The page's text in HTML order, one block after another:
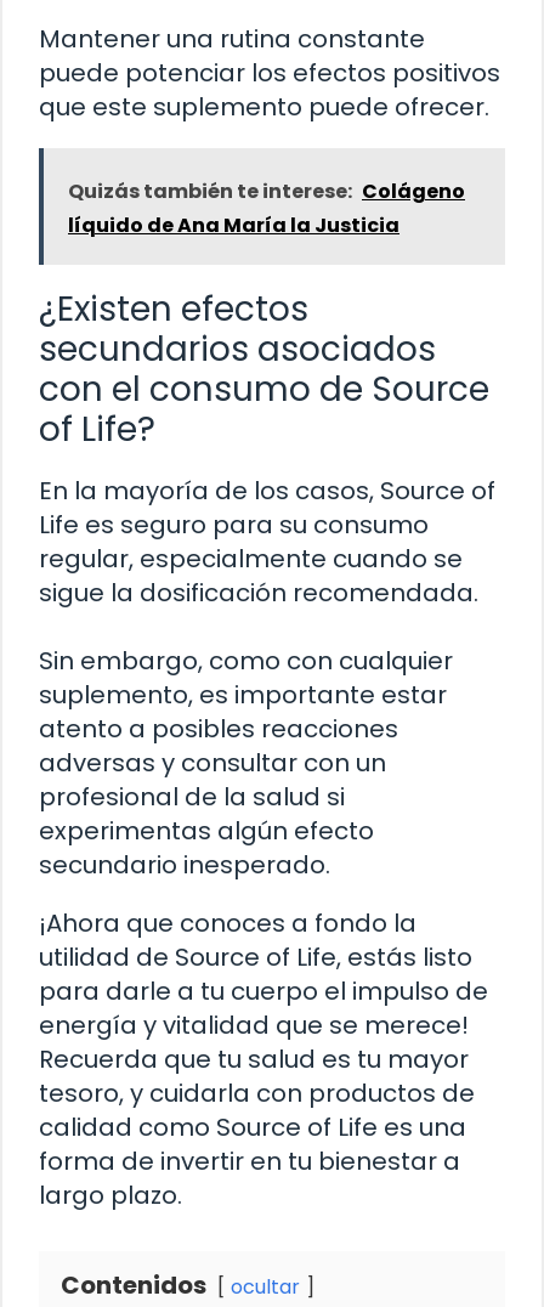
Mantener una rutina constante
puede potenciar los efectos positivos
que este suplemento puede ofrecer.
Quizás también te interese: Colágeno
líquido de Ana María la Justicia
¿Existen efectos
secundarios asociados
con el consumo de Source
of Life?
En la mayoría de los casos, Source of
Life es seguro para su consumo
regular, especialmente cuando se
sigue la dosificación recomendada.
Sin embargo, como con cualquier
suplemento, es importante estar
atento a posibles reacciones
adversas y consultar con un
profesional de la salud si
experimentas algún efecto
secundario inesperado.
¡Ahora que conoces a fondo la
utilidad de Source of Life, estás listo
para darle a tu cuerpo el impulso de
energía y vitalidad que se merece!
Recuerda que tu salud es tu mayor
tesoro, y cuidarla con productos de
calidad como Source of Life es una
forma de invertir en tu bienestar a
largo plazo.
Contenidos ocultar